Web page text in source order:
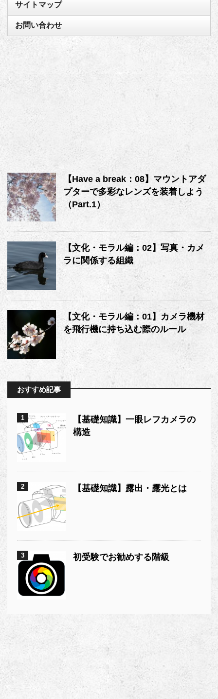
サイトマップ
お問い合わせ
【Have a break：08】マウントアダ
プターで多彩なレンズを装着しよう
（Part.1）
【文化・モラル編：02】写真・カメ
ラに関係する組織
【文化・モラル編：01】カメラ機材
を飛行機に持ち込む際のルール
おすすめ記事
1
【基礎知識】一眼レフカメラの
構造
2 【基礎知識】露出・露光とは
3 初受験でお勧めする階級